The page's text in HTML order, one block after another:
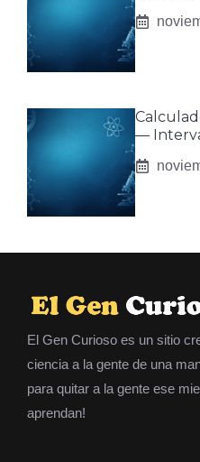
—
El Gen Curioso es un sitio
ciencia a la gente de una
para quitar a la gente ese
aprendan!